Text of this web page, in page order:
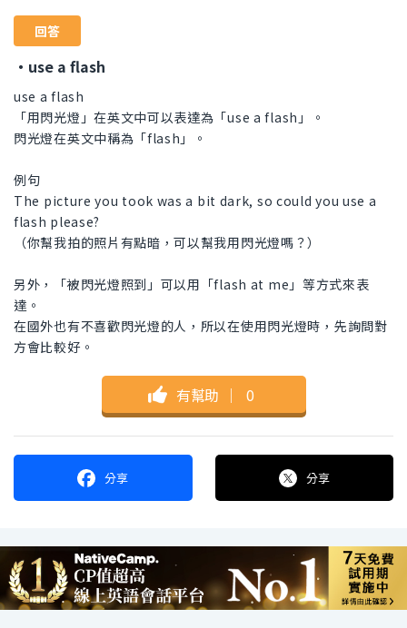
回答
・use a flash
use a flash
「用閃光燈」在英文中可以表達為「use a flash」。
閃光燈在英文中稱為「flash」。
例句
The picture you took was a bit dark, so could you use a
flash please?
（你幫我拍的照片有點暗，可以幫我用閃光燈嗎？）
另外，「被閃光燈照到」可以用「flash at me」等方式來表
達。
在國外也有不喜歡閃光燈的人，所以在使用閃光燈時，先詢問對
方會比較好。
有幫助 ｜ 0
分享 分享